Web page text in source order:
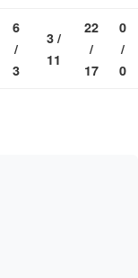
6
/
3
3 /
11
22
/
17
0
/
0